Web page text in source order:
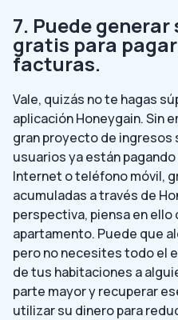
7. Puede
gratis para
facturas.
Vale, quizás no te hagas
aplicación Honeygain. Sin
gran proyecto de ingresos
usuarios ya están
Internet o teléfono móvil,
acumuladas a través de
perspectiva, piensa en ello
apartamento. Puede que
pero no necesites todo el
de tus habitaciones a
parte mayor y recuperar
utilizar su dinero para